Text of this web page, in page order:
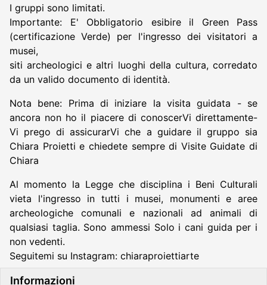
I gruppi sono limitati.
Importante: E' Obbligatorio esibire il Green Pass
(certificazione Verde) per l'ingresso dei visitatori a
musei,
siti archeologici e altri luoghi della cultura, corredato
da un valido documento di identità.
Nota bene: Prima di iniziare la visita guidata - se
ancora non ho il piacere di conoscerVi direttamente-
Vi prego di assicurarVi che a guidare il gruppo sia
Chiara Proietti e chiedete sempre di Visite Guidate di
Chiara
Al momento la Legge che disciplina i Beni Culturali
vieta l'ingresso in tutti i musei, monumenti e aree
archeologiche comunali e nazionali ad animali di
qualsiasi taglia. Sono ammessi Solo i cani guida per i
non vedenti.
Seguitemi su Instagram: chiaraproiettiarte
Informazioni